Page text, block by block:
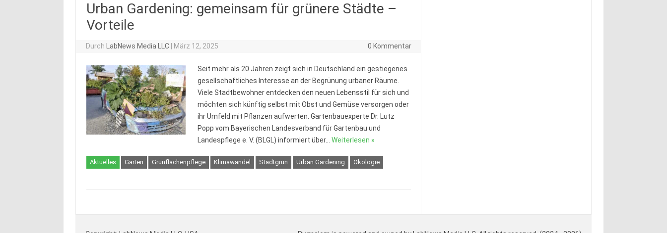
Urban Gardening: gemeinsam für grünere Städte –
Vorteile
Durch LabNews Media LLC März 12, 2025 0 Kommentar
Seit mehr als 20 Jahren zeigt sich in Deutschland ein gestiegenes
gesellschaftliches Interesse an der Begrünung urbaner Räume.
Viele Stadtbewohner entdecken den neuen Lebensstil für sich und
möchten sich künftig selbst mit Obst und Gemüse versorgen oder
ihr Umfeld mit Pflanzen aufwerten. Gartenbauexperte Dr. Lutz
Popp vom Bayerischen Landesverband für Gartenbau und
Landespflege e. V. (BLGL) informiert über… Weiterlesen »
Aktuelles Garten Grünflächenpflege Klimawandel Stadtgrün Urban Gardening Ökologie